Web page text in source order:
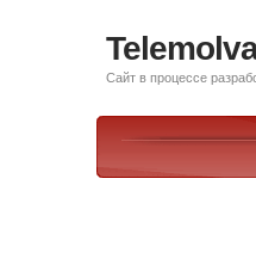
Сайт в процессе